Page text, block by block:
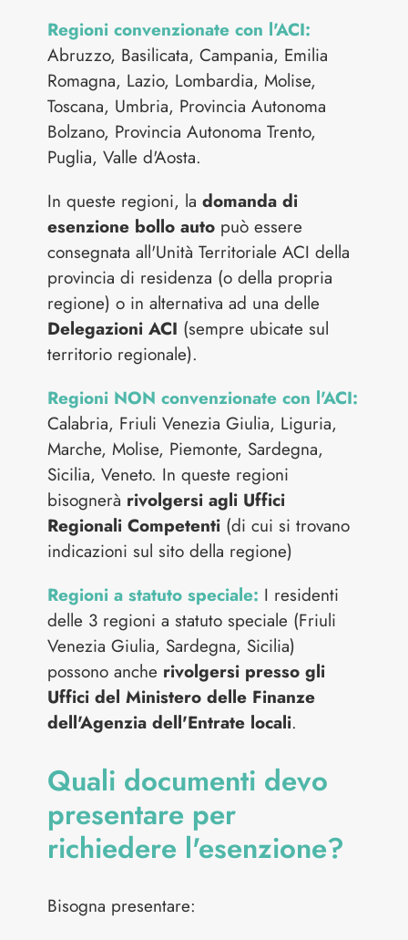
Regioni convenzionate con l'ACI:
Abruzzo, Basilicata, Campania, Emilia
Romagna, Lazio, Lombardia, Molise,
Toscana, Umbria, Provincia Autonoma
Bolzano, Provincia Autonoma Trento,
Puglia, Valle d'Aosta.
In queste regioni, ladomanda di
esenzione bollo auto può essere
consegnata all'Unità Territoriale ACI della
provincia di residenza (o della propria
regione) o in alternativa ad una delle
Delegazioni ACI (sempre ubicate sul
territorio regionale).
Regioni NON convenzionate con l'ACI:
Calabria, Friuli Venezia Giulia, Liguria,
Marche, Molise, Piemonte, Sardegna,
Sicilia, Veneto. In queste regioni
bisognerà rivolgersi agli Uffici
Regionali Competenti (di cui si trovano
indicazioni sul sito della regione)
Regioni a statuto speciale: I residenti
delle 3 regioni a statuto speciale (Friuli
Venezia Giulia, Sardegna, Sicilia)
possono anche rivolgersi presso gli
Uffici del Ministero delle Finanze
dell'Agenzia dell'Entrate locali.
Quali documenti devo
presentare per
richiedere l'esenzione?
Bisogna presentare: